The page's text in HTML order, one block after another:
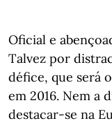
Oficial e
Talvez por
défice, que será
em 2016. Nem a
destacar-se na